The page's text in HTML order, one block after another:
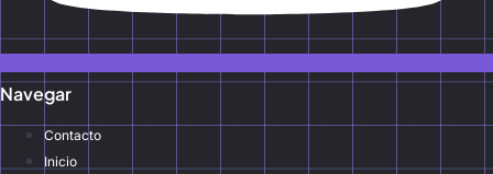
Navegar
Contacto
Inicio